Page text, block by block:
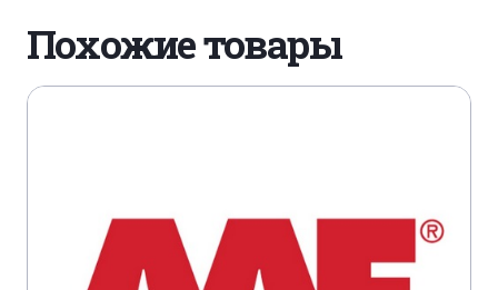
Похожие товары